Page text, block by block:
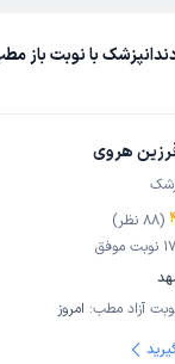
با نوبت باز
هروی
(
88 نظر)
نوبت موفق
آزاد مطب: امروز